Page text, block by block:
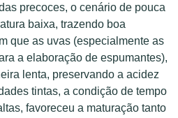
precoces, o cenário de pouca
baixa, trazendo boa
que as uvas (especialmente as
a elaboração de espumantes),
lenta, preservando a acidez
tintas, a condição de tempo
favoreceu a maturação tanto